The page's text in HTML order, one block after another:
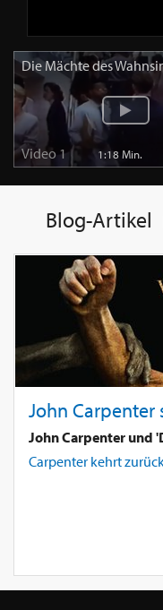
Die Mächte des
Video 1 1:18 Min.
Blog-Artikel
John Carpenter
John Carpenter und
Carpenter kehrt